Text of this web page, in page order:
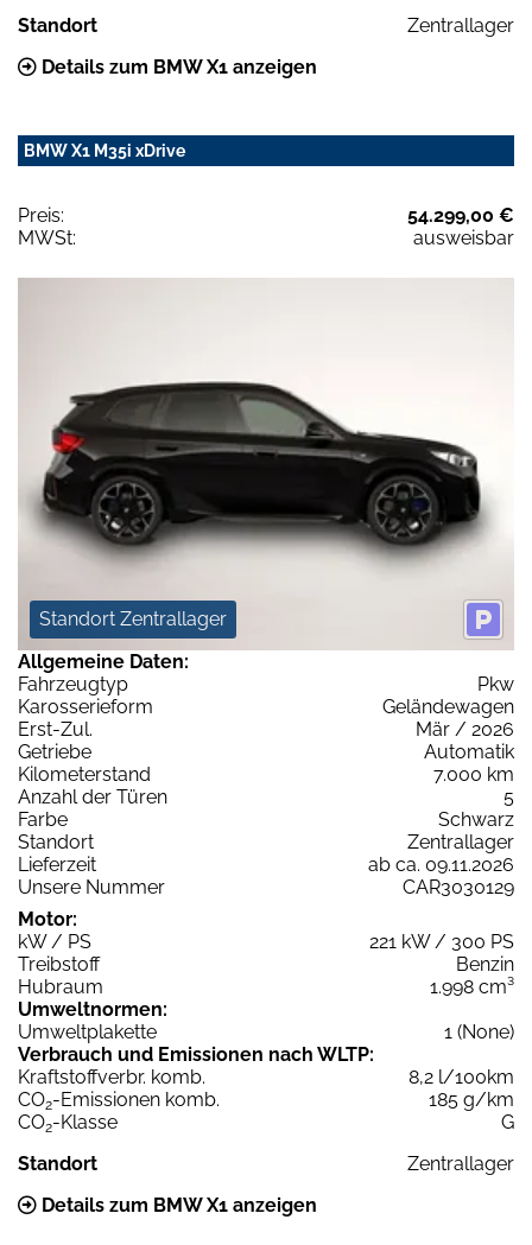
Standort
Zentrallager
Details zum BMW X1 anzeigen
BMW X1 M35i xDrive
Preis:
54.299,00 €
MWSt:
ausweisbar
Standort Zentrallager
Allgemeine Daten:
Fahrzeugtyp
Pkw
Karosserieform
Geländewagen
Erst-Zul.
Mär / 2026
Getriebe
Automatik
Kilometerstand
7.000 km
Anzahl der Türen
5
Farbe
Schwarz
Standort
Zentrallager
Lieferzeit
ab ca. 09.11.2026
Unsere Nummer
CAR3030129
Motor:
kW / PS
221 kW / 300 PS
Treibstoff
Benzin
Hubraum
1.998 cm³
Umweltnormen:
Umweltplakette
1 (None)
Verbrauch und Emissionen nach WLTP:
Kraftstoffverbr. komb.
8,2 l/100km
CO2-Emissionen komb.
185 g/km
CO2-Klasse
G
Standort
Zentrallager
Details zum BMW X1 anzeigen